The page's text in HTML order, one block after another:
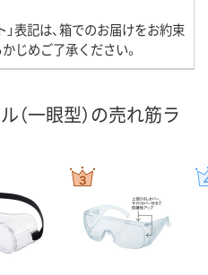
」表記は、箱でのお届けをお約束
じめご了承ください。
（一眼型）の売れ筋ラ